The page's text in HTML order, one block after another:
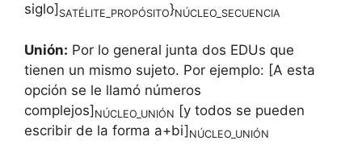
siglo] SATÉLITE_PROPÓSITO}NÚCLEO_SECUENCIA
Unión: Por lo general junta dos EDUs que
tienen un mismo sujeto. Por ejemplo: [A esta
opción se le llamó números
complejos]NÚCLEO_UNIÓN [y todos se pueden
escribir de la forma a+bi]NÚCLEO_UNIÓN